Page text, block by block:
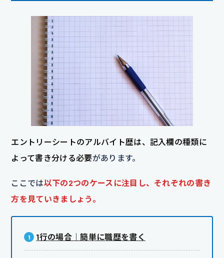
エントリーシートのアルバイト歴は、記入欄の種類に
よって書き分ける必要があります。
ここでは以下の2つのケースに注目し、それぞれの書き
方を見ていきましょう。
1行の場合｜簡単に職歴を書く